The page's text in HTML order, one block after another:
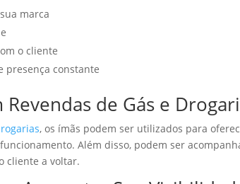
marca
o cliente
presença constante
Revendas de Gás e
, os ímãs podem ser utilizados para
Além disso, podem ser
cliente a voltar.